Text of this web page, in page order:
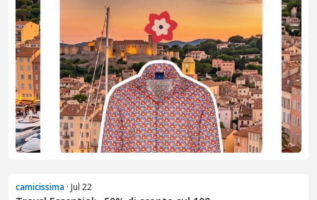
camicissima · Jul 22